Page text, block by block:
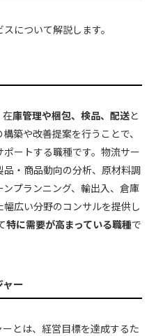
について解説します。
在庫管理や梱包、検品、配送と
築や改善提案を行うことで、
ポートする職種です。物流サー
・商品動向の分析、原材料調
プランニング、輸出入、倉庫
広い分野のコンサルを提供し
特に需要が高まっている職種で
ー
とは、経営目標を達成するた